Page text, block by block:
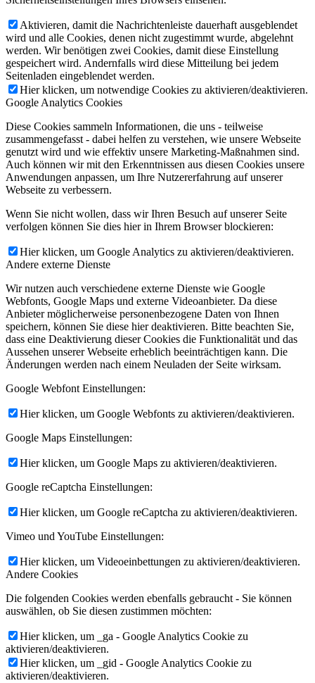
Aktivieren, damit die Nachrichtenleiste dauerhaft ausgeblendet
wird und alle Cookies, denen nicht zugestimmt wurde, abgelehnt
werden. Wir benötigen zwei Cookies, damit diese Einstellung
gespeichert wird. Andernfalls wird diese Mitteilung bei jedem
Seitenladen eingeblendet werden.
Hier klicken, um notwendige Cookies zu aktivieren/deaktivieren.
Google Analytics Cookies
Diese Cookies sammeln Informationen, die uns - teilweise
zusammengefasst - dabei helfen zu verstehen, wie unsere Webseite
genutzt wird und wie effektiv unsere Marketing-Maßnahmen sind.
Auch können wir mit den Erkenntnissen aus diesen Cookies unsere
Anwendungen anpassen, um Ihre Nutzererfahrung auf unserer
Webseite zu verbessern.
Wenn Sie nicht wollen, dass wir Ihren Besuch auf unserer Seite
verfolgen können Sie dies hier in Ihrem Browser blockieren:
Hier klicken, um Google Analytics zu aktivieren/deaktivieren.
Andere externe Dienste
Wir nutzen auch verschiedene externe Dienste wie Google
Webfonts, Google Maps und externe Videoanbieter. Da diese
Anbieter möglicherweise personenbezogene Daten von Ihnen
speichern, können Sie diese hier deaktivieren. Bitte beachten Sie,
dass eine Deaktivierung dieser Cookies die Funktionalität und das
Aussehen unserer Webseite erheblich beeinträchtigen kann. Die
Änderungen werden nach einem Neuladen der Seite wirksam.
Google Webfont Einstellungen:
Hier klicken, um Google Webfonts zu aktivieren/deaktivieren.
Google Maps Einstellungen:
Hier klicken, um Google Maps zu aktivieren/deaktivieren.
Google reCaptcha Einstellungen:
Hier klicken, um Google reCaptcha zu aktivieren/deaktivieren.
Vimeo und YouTube Einstellungen:
Hier klicken, um Videoeinbettungen zu aktivieren/deaktivieren.
Andere Cookies
Die folgenden Cookies werden ebenfalls gebraucht - Sie können
auswählen, ob Sie diesen zustimmen möchten:
Hier klicken, um _ga - Google Analytics Cookie zu
aktivieren/deaktivieren.
Hier klicken, um _gid - Google Analytics Cookie zu
aktivieren/deaktivieren.